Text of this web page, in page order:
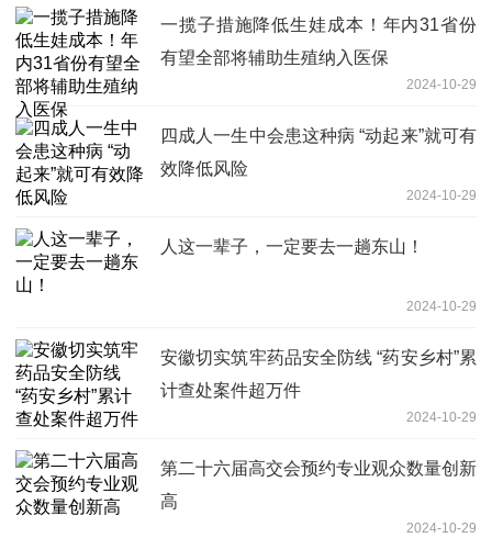
一揽子措施降低生娃成本！年内31省份
有望全部将辅助生殖纳入医保
2024-10-29
四成人一生中会患这种病 “动起来”就可有
效降低风险
2024-10-29
人这一辈子，一定要去一趟东山！
2024-10-29
安徽切实筑牢药品安全防线 “药安乡村”累
计查处案件超万件
2024-10-29
第二十六届高交会预约专业观众数量创新
高
2024-10-29